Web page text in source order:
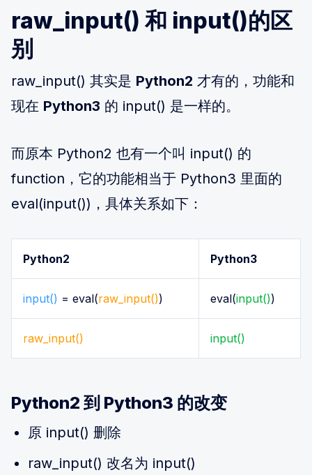
raw_input() 和 input()的区
别
raw_input() 其实是 Python2 才有的，功能和
现在 Python3 的 input() 是一样的。
而原本 Python2 也有一个叫 input() 的
function，它的功能相当于 Python3 里面的
eval(input())，具体关系如下：
Python2 Python3
input() = eval(raw_input()) eval(input())
raw_input() input()
Python2 到 Python3 的改变
原 input() 删除
raw_input() 改名为 input()